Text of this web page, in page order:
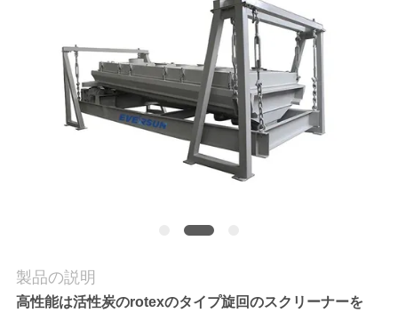
管
理
製品の説明
高性能は活性炭のrotexのタイプ旋回のスクリーナーを